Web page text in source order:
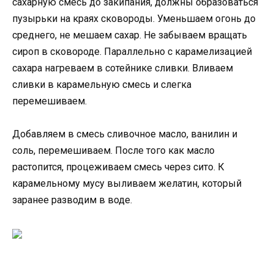
пузырьки на краях сковороды. Уменьшаем огонь до
среднего, не мешаем сахар. Не забываем вращать
сироп в сковороде. Параллельно с карамелизацией
сахара нагреваем в сотейнике сливки. Вливаем
сливки в карамельную смесь и слегка
перемешиваем.
Добавляем в смесь сливочное масло, ванилин и
соль, перемешиваем. После того как масло
растопится, процеживаем смесь через сито. К
карамельному мусу выливаем желатин, который
заранее разводим в воде.